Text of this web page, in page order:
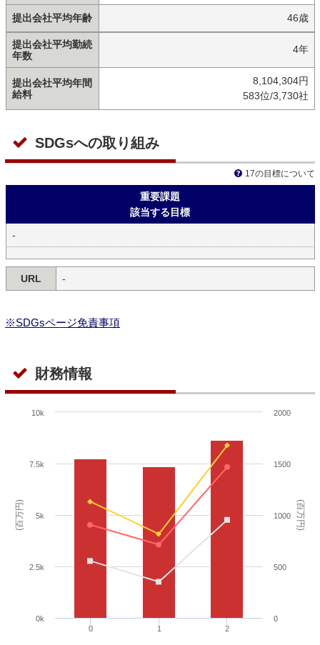
提出会社平均年齢 46歳
提出会社平均勤続
年数
4年
提出会社平均年間
給料
8,104,304円
583位/3,730社
SDGsへの取り組み
17の目標について
重要課題
該当する目標
-
URL -
※SDGsページ免責事項
財務情報
(百万円) (百万円)
0 1 2
0k
2.5k
5k
7.5k
10k
0
500
1000
1500
2000